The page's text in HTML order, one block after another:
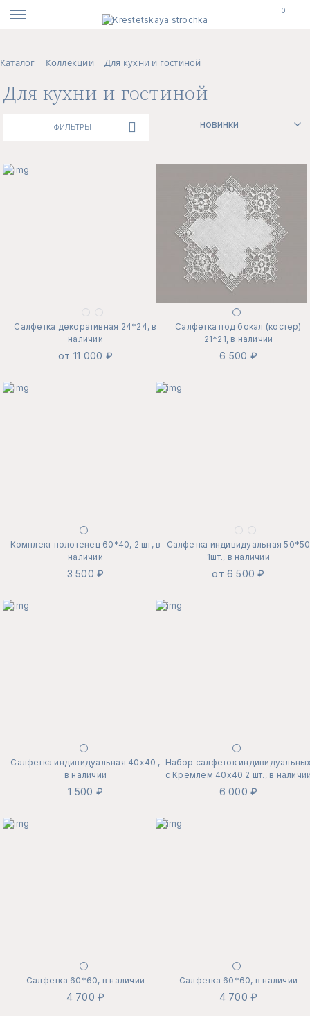
0
Каталог Коллекции Для кухни и гостиной
Для кухни и гостиной
ФИЛЬТРЫ
Салфетка декоративная 24*24, в
наличии
от 11 000 ₽
Салфетка под бокал (костер)
21*21, в наличии
6 500 ₽
Комплект полотенец 60*40, 2 шт, в
наличии
3 500 ₽
Салфетка индивидуальная 50*50
1шт., в наличии
от 6 500 ₽
Салфетка индивидуальная 40х40 ,
в наличии
1 500 ₽
Набор салфеток
с Кремлём 40х40 2 шт., в
6 000 ₽
Салфетка 60*60, в наличии
4 700 ₽
Салфетка 60*60, в наличии
4 700 ₽